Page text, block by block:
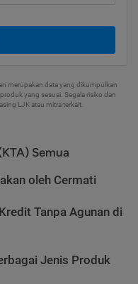
merupakan data yang dikumpulkan
yang sesuai. Segala risiko dan
LJK atau mitra terkait.
Semua
oleh Cermati
Tanpa Agunan di
Jenis Produk